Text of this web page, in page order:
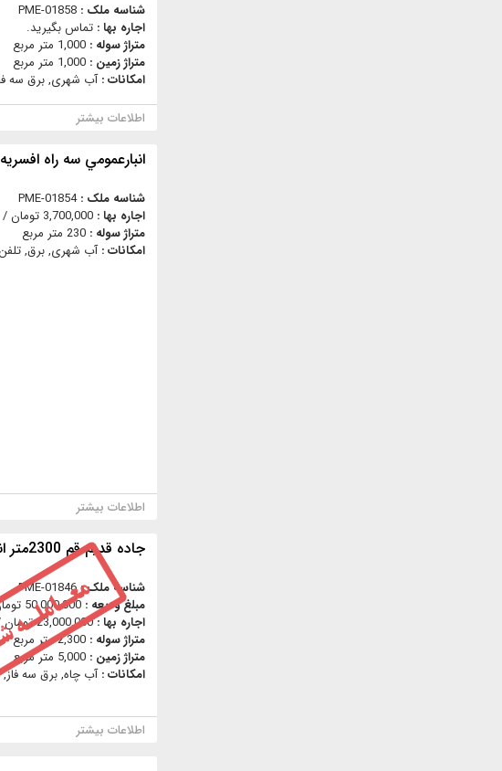
شناسه ملک : PME-01858
اجاره بها : تماس بگیرید.
متراژ سوله : 1,000 متر مربع
متراژ زمین : 1,000 متر مربع
امکانات :آب شهری, برق سه
اطلاعات بیشتر
انبارعمومي سه راه افسريه 230متر
شناسه ملک :PME-01854
اجاره بها : 3,700,000 تومان / ماه
متراژ سوله : 230 متر مربع
امکانات :آب شهری, برق,
اطلاعات بیشتر
جاده قديم قم 2300متر انبار
شناسه ملک :PME-01846
مبلغ ودیعه : 50,000,000 تومان
اجاره بها :23,000,000 تومان / ماه
متراژ سوله : 2,300 متر مربع
متراژ زمین : 5,000 متر مربع
امکانات :آب چاه, برق سه فاز,
اطلاعات بیشتر